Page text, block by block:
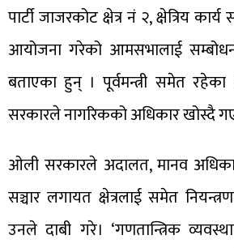
पार्टी जाजरकोट क्षेत्र नं २, क्षेत्रिय
आयोजना गरेको आमसभालाई
बताएका हुन् । पूर्वमन्त्री समेत
सरकारले नागरिकको अधिकार खोस्दै
ओली सरकारले अदालत, मानव
सञ्चार लगायत क्षेत्रलाई समेत
उनले दाबी गरे। ‘गणतान्त्रिक